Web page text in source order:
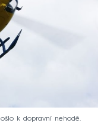
k dopravní nehodě.